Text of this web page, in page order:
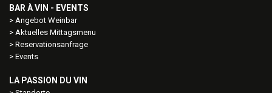
BAR À VIN - EVENTS
Angebot Weinbar
Aktuelles Mittagsmenu
Reservationsanfrage
Events
LA PASSION DU VIN